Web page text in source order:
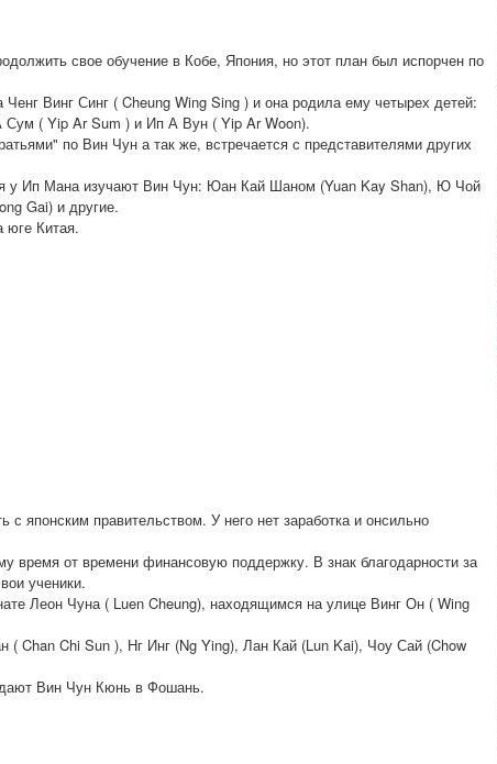
свое обучение в Кобе, Япония, но этот план был испорчен по
Винг Синг ( Cheung Wing Sing ) и она родила ему четырех детей:
( Yip Ar Sum ) и Ип А Вун ( Yip Ar Woon).
по Вин Чун а так же, встречается с представителями других
у Ип Мана изучают Вин Чун: Юан Кай Шаном (Yuan Kay Shan), Ю Чой
Gai) и другие.
юге Китая.
японским правительством. У него нет заработка и онсильно
время от времени финансовую поддержку. В знак благодарности за
ученики.
Леон Чуна ( Luen Cheung), находящимся на улице Винг Он ( Wing
Chi Sun ), Нг Инг (Ng Ying), Лан Кай (Lun Kai), Чоу Сай (Chow
Вин Чун Кюнь в Фошань.